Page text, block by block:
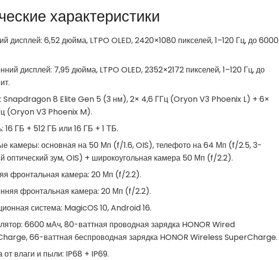
характеристики
дисплей: 6,52 дюйма, LTPO OLED, 2420×1080 пикселей, 1–120 Гц, до 6000
дисплей: 7,95 дюйма, LTPO OLED, 2352×2172 пикселей, 1–120 Гц, до
Snapdragon 8 Elite Gen 5 (3 нм), 2× 4,6 ГГц (Oryon V3 Phoenix L) + 6×
(Oryon V3 Phoenix M).
16 ГБ + 512 ГБ или 16 ГБ + 1 ТБ.
камеры: основная на 50 Мп (f/1.6, OIS), телефото на 64 Мп (f/2.5, 3-
оптический зум, OIS) + широкоугольная камера 50 Мп (f/2.2).
фронтальная камера: 20 Мп (f/2.2).
фронтальная камера: 20 Мп (f/2.2).
система: MagicOS 10, Android 16.
6600 мАч, 80-ваттная проводная зарядка HONOR Wired
66-ваттная беспроводная зарядка HONOR Wireless SuperCharge.
от влаги и пыли: IP68 + IP69.